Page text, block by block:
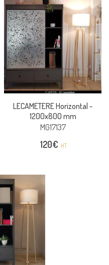
LECAMETERE Horizontal -
1200x800 mm
MG17137
120€ HT